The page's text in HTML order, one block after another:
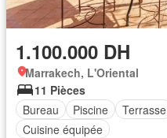
1.100.000 DH
Marrakech, L'Oriental
11 Pièces
Bureau
Piscine Terrasse
Cuisine équipée